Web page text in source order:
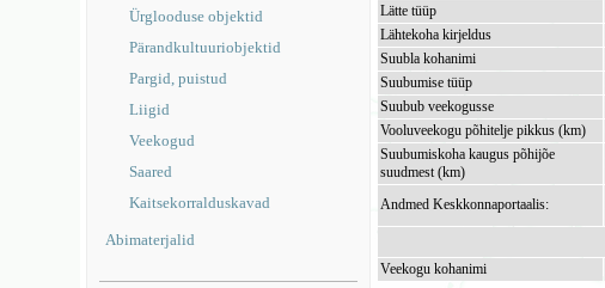
Ürglooduse objektid
Pärandkultuuriobjektid
Pargid, puistud
Liigid
Veekogud
Saared
Kaitsekorralduskavad
Abimaterjalid
Lätte tüüp
Lähtekoha kirjeldus
Suubla kohanimi
Suubumise tüüp
Suubub veekogusse
Vooluveekogu põhitelje pikkus (km)
Suubumiskoha kaugus põhijõe
suudmest (km)
Andmed Keskkonnaportaalis:
Veekogu kohanimi